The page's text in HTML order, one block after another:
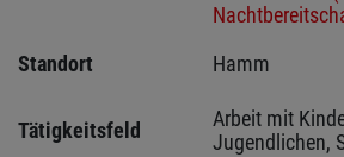
Standort
Hamm
Tätigkeitsfeld
Arbeit mit
Jugendlichen,